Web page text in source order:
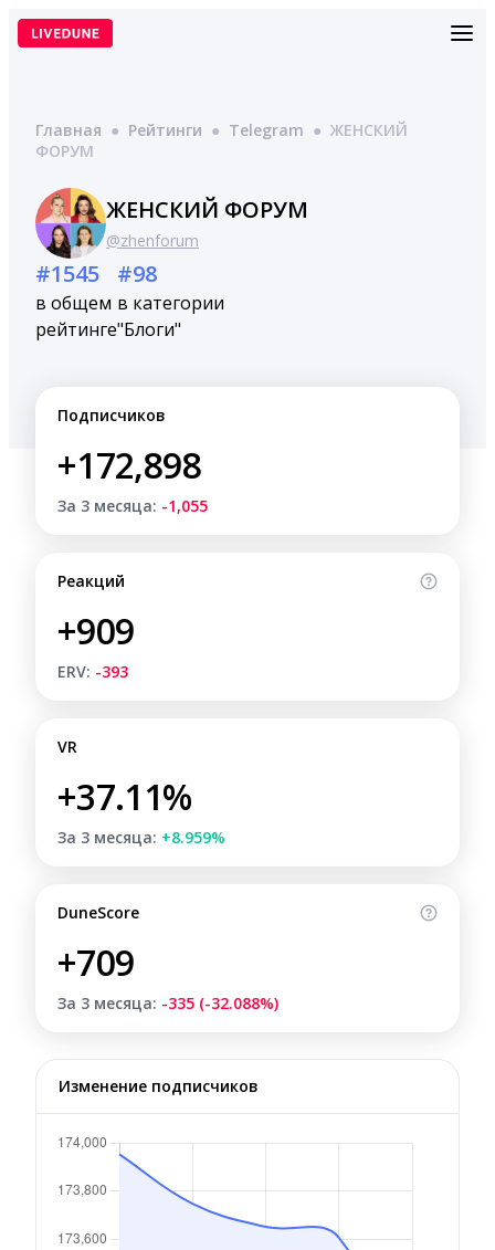
Перейти
Главная ● Рейтинги ● Telegram ● ЖЕНСКИЙ
ФОРУМ
ЖЕНСКИЙ ФОРУМ
@zhenforum
#1545
в общем
рейтинге
#98
в категории
"Блоги"
Подписчиков
+172,898
За 3 месяца: -1,055
Реакций
+909
ERV: -393
VR
+37.11%
За 3 месяца: +8.959%
DuneScore
+709
За 3 месяца: -335 (-32.088%)
Изменение подписчиков